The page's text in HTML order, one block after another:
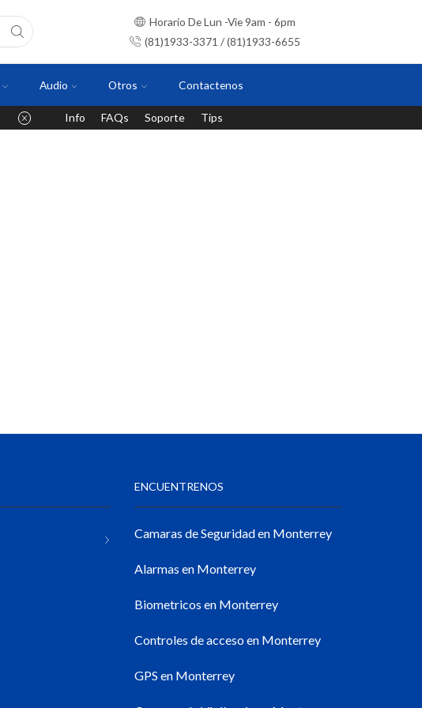
Horario De Lun -Vie 9am - 6pm
(81)1933-3371 / (81)1933-6655
Audio Otros Contactenos
Info FAQs Soporte Tips
ENCUENTRENOS
Camaras de Seguridad en Monterrey
Alarmas en Monterrey
Biometricos en Monterrey
Controles de acceso en Monterrey
GPS en Monterrey